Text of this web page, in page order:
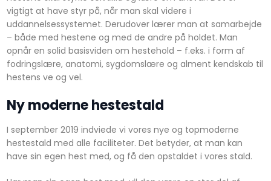
vigtigt at have styr på, når man skal videre i
uddannelsessystemet. Derudover lærer man at samarbejde
– både med hestene og med de andre på holdet. Man
opnår en solid basisviden om hestehold – f.eks. i form af
fodringslære, anatomi, sygdomslære og alment kendskab til
hestens ve og vel.
Ny moderne hestestald
I september 2019 indviede vi vores nye og topmoderne
hestestald med alle faciliteter. Det betyder, at man kan
have sin egen hest med, og få den opstaldet i vores stald.